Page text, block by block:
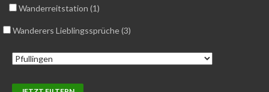
Wanderreitstation (1)
Wanderers Lieblingssprüche (3)